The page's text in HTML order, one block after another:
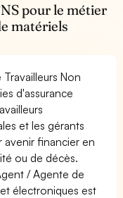
pour le métier
matériels
Non
d'assurance
et les gérants
avenir financier en
ou de décès.
/ Agente de
électroniques est